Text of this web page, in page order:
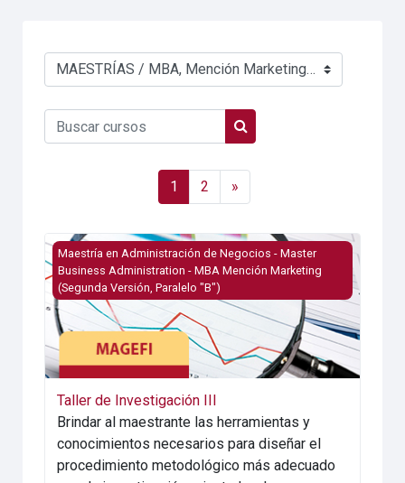
Categorías
Buscar cursos
Buscar cursos
1 Página 1
2Página 2
»Siguiente página
Imagen del curso Taller de Investigación III
Maestría en Administración de Negocios - Master
Business Administration - MBA Mención Marketing
(Segunda Versión, Paralelo "B")
Taller de Investigación III
Brindar al maestrante las herramientas y
conocimientos necesarios para diseñar el
procedimiento metodológico más adecuado